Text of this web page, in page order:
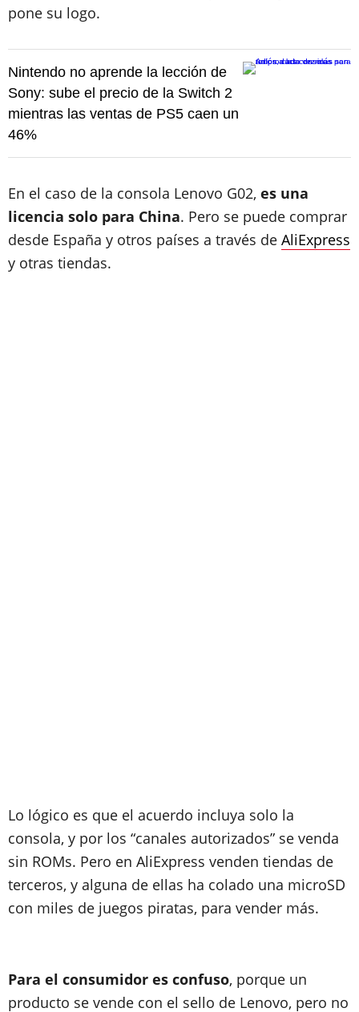
pone su logo.
Nintendo no aprende la lección de
Sony: sube el precio de la Switch 2
mientras las ventas de PS5 caen un
46%
En el caso de la consola Lenovo G02, es una
licencia solo para China. Pero se puede comprar
desde España y otros países a través de AliExpress
y otras tiendas.
Lo lógico es que el acuerdo incluya solo la
consola, y por los “canales autorizados” se venda
sin ROMs. Pero en AliExpress venden tiendas de
terceros, y alguna de ellas ha colado una microSD
con miles de juegos piratas, para vender más.
Para el consumidor es confuso, porque un
producto se vende con el sello de Lenovo, pero no